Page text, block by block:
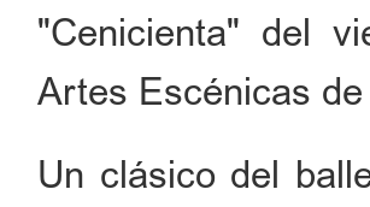
"Cenicienta" del
Artes Escénicas de
Un clásico del